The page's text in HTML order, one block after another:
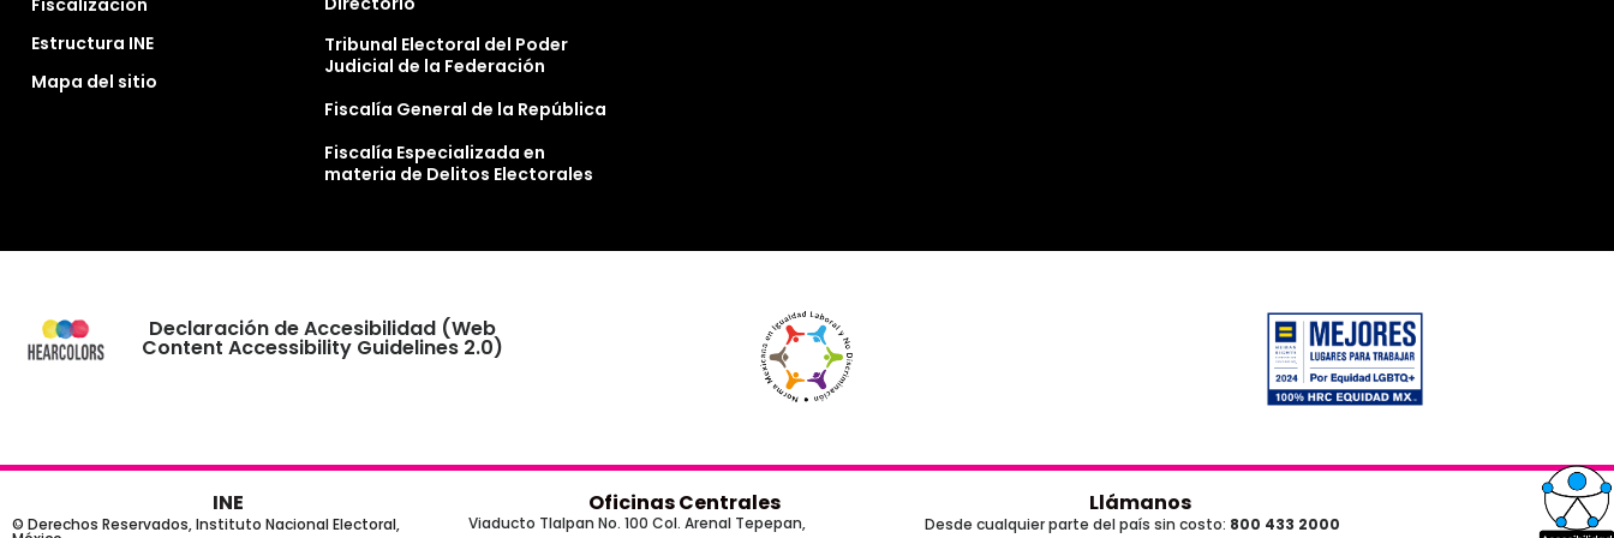
Estructura INE
Mapa del sitio
Tribunal Electoral del Poder
Judicial de la Federación
Fiscalía General de la República
Fiscalía Especializada en
materia de Delitos Electorales
Declaración de Accesibilidad (Web
Content Accessibility Guidelines 2.0)
INE
© Derechos Reservados, Instituto Nacional Electoral,
Oficinas Centrales
Viaducto Tlalpan No. 100 Col. Arenal Tepepan,
Llámanos
Desde cualquier parte del país sin costo: 800 433 2000